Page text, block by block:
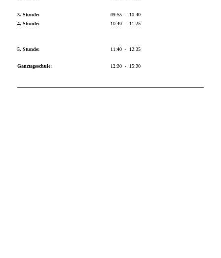
3. Stunde:
4. Stunde:
5. Stunde:
Ganztagsschule:
09:55 - 10:40
10:40 - 11:25
11:40 - 12:35
12:30 - 15:30